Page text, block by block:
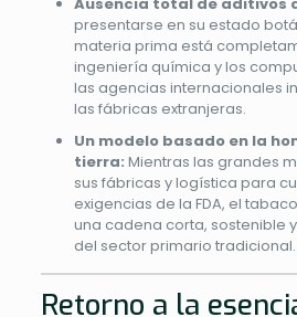
presentarse en su estado
materia prima está
ingeniería química y los
las agencias internacionales
las fábricas extranjeras.
Un modelo basado en la
tierra: Mientras las grandes
sus fábricas y logística para
exigencias de la FDA, el
una cadena corta, sostenible
del sector primario tradicional.
Retorno a la